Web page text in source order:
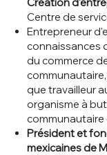
Centre de
Entrepreneur
connaissances
du commerce
que travailleur
organisme à
communautaire
Président et
mexicaines de